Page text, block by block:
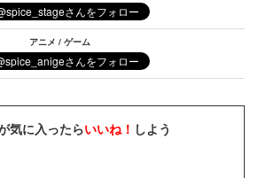
アニメ / ゲーム
気に入ったらいいね！ しよう